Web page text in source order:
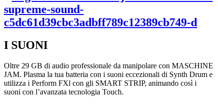
I SUONI
Oltre 29 GB di audio professionale da manipolare con MASCHINE
JAM. Plasma la tua batteria con i suoni eccezionali di Synth Drum e
utilizza i Perform FXl con gli SMART STRIP, animando così i
suoni con l’avanzata tecnologia Touch.